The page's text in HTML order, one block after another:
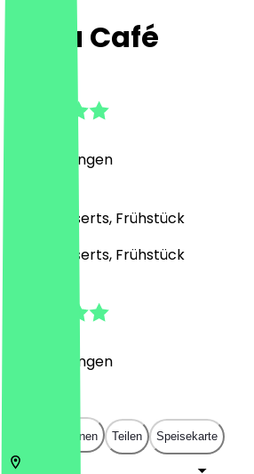
Rona Café
Bewertungen
Café, Desserts, Frühstück
Café, Desserts, Frühstück
Bewertungen
In App öffnen Teilen Speisekarte